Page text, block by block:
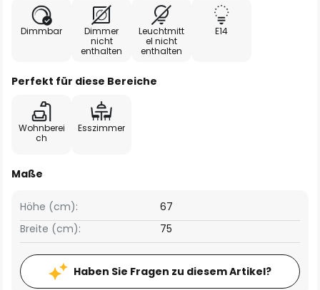
Dimmbar
Dimmer
nicht
enthalten
Leuchtmitt
el nicht
enthalten
E14
Perfekt für diese Bereiche
Wohnberei
ch
Esszimmer
Maße
Breite (cm): 75
Höhe (cm): 67
Haben Sie Fragen zu diesem Artikel?